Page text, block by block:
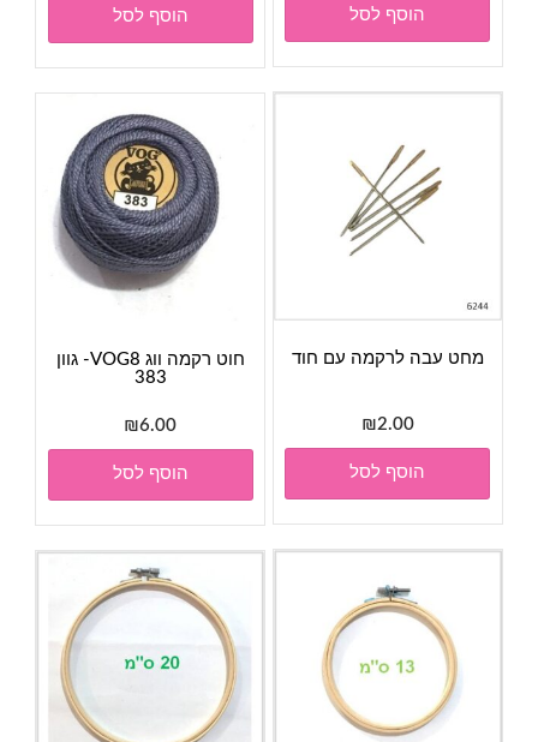
הוסף לסל
היה:
₪105.00.
₪95.00.
הוסף לסל
מחט עבה לרקמה עם חוד
₪2.00
הוסף לסל
חוט רקמה ווג VOG8- גוון
383
₪6.00
הוסף לסל